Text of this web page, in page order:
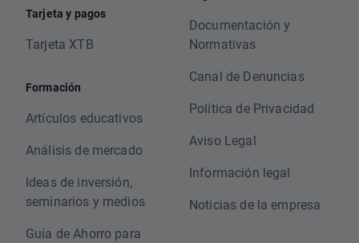
Tarjeta y pagos
Tarjeta XTB
Formación
Artículos educativos
Análisis de mercado
Ideas de inversión,
seminarios y medios
Guía de Ahorro para
Documentación y
Normativas
Canal de Denuncias
Política de Privacidad
Aviso Legal
Información legal
Noticias de la empresa